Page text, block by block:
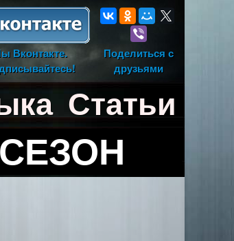
Вконтакте.
Поделиться с
друзьями
Статьи